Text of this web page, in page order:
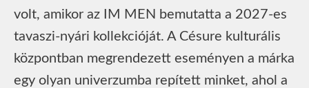
volt, amikor az IM MEN bemutatta a 2027-es
tavaszi-nyári kollekcióját. A Césure kulturális
központban megrendezett eseményen a márka
egy olyan univerzumba repített minket, ahol a